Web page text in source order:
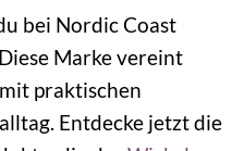
bei Nordic Coast
Marke vereint
praktischen
Entdecke jetzt die